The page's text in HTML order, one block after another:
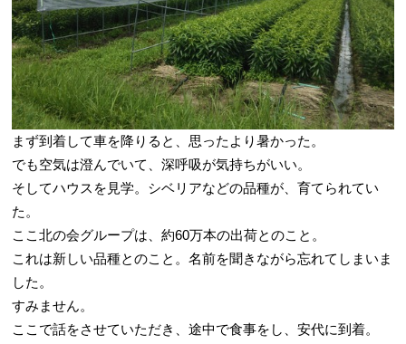
まず到着して車を降りると、思ったより暑かった。
でも空気は澄んでいて、深呼吸が気持ちがいい。
そしてハウスを見学。シベリアなどの品種が、育てられてい
た。
ここ北の会グループは、約60万本の出荷とのこと。
これは新しい品種とのこと。名前を聞きながら忘れてしまいま
した。
すみません。
ここで話をさせていただき、途中で食事をし、安代に到着。